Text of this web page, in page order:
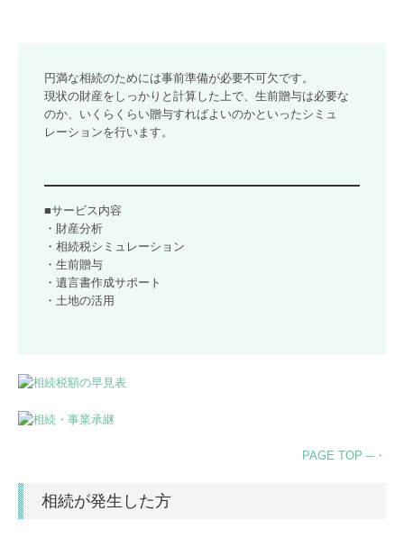
個人の方の相続
採用情報
採用メッセージ
スタッフの1日
募集要項
関与先向け融資商品ご紹介
円満な相続のためには事前準備が必要不可欠です。
現状の財産をしっかりと計算した上で、生前贈与は必要な
のか、いくらくらい贈与すればよいのかといったシミュ
レーションを行います。
■サービス内容
・財産分析
・相続税シミュレーション
・生前贈与
・遺言書作成サポート
・土地の活用
PAGE TOP ─・
相続が発生した方